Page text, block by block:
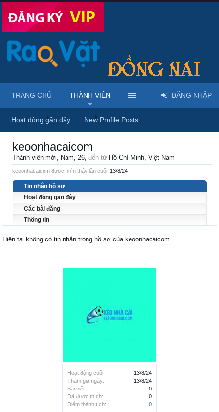
Trang chủ Thành viên keoonhacaicom
Hoạt động cuối:
13/8/24
Tham gia ngày:
13/8/24
Bài viết:
0
Đã được thích:
0
Điểm thành tích:
0
keoonhacaicom
Thành viên mới, Nam, 26, đến từ Hồ Chí Minh, Việt Nam
keoonhacaicom được nhìn thấy lần cuối: 13/8/24
Tin nhắn hồ sơ
Hoạt động gần đây
Các bài đăng
Thông tin
Hiện tại không có tin nhắn trong hồ sơ của keoonhacaicom.
TRANG CHỦ THÀNH VIÊN
Hoạt động gần đây New Profile Posts
ĐĂNG NHẬP